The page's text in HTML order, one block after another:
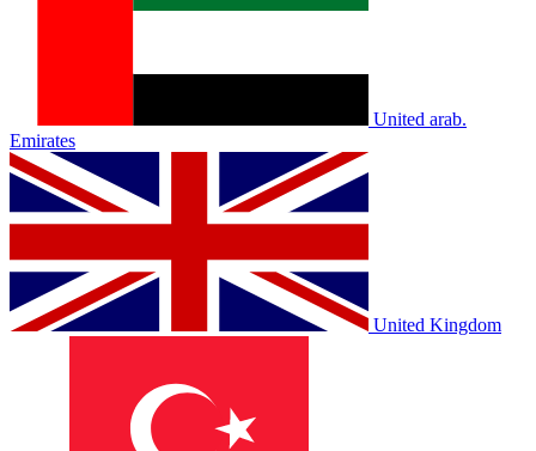
United arab.
Emirates
United Kingdom